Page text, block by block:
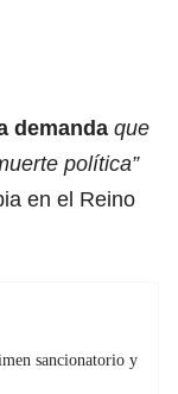
demanda que
política”
en el Reino
sancionatorio y